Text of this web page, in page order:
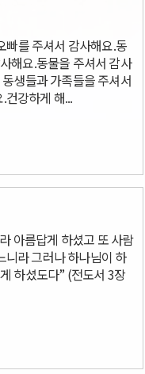
를 주셔서 감사해요.동
해요.동물을 주셔서 감사
생들과 가족들을 주셔서
건강하게 해...
아름답게 하셨고 또 사람
니라 그러나 하나님이 하
하셨도다” (전도서 3장